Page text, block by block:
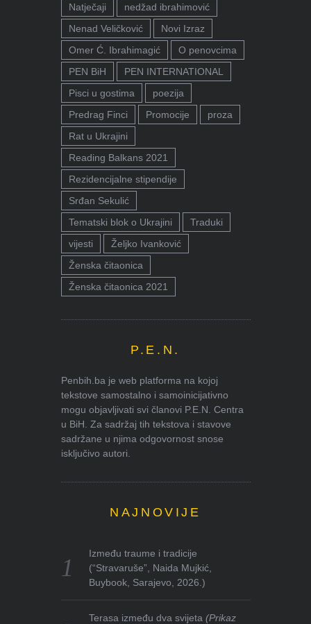
Natječaji
nedžad ibrahimović
Nenad Veličković
Novi Izraz
Omer Ć. Ibrahimagić
O penovcima
PEN BiH
PEN INTERNATIONAL
Pisci u gostima
poezija
Predrag Finci
Promocije
proza
Rat u Ukrajini
Reading Balkans 2021
Rezidencijalne stipendije
Srđan Sekulić
Tematski blok o Ukrajini
Traduki
vijesti
Željko Ivanković
Ženska čitaonica
Ženska čitaonica 2021
P.E.N.
Penbih.ba je web platforma na kojoj
tekstove samostalno i samoinicijativno
mogu objavljivati svi članovi P.E.N. Centra
u BiH. Za sadržaj tih tekstova i stavove
sadržane u njima odgovornost snose
isključivo autori.
NAJNOVIJE
Između traume i tradicije
(“Stravaruše”, Naida Mujkić,
Buybook, Sarajevo, 2026.)
Terasa između dva svijeta(Prikaz